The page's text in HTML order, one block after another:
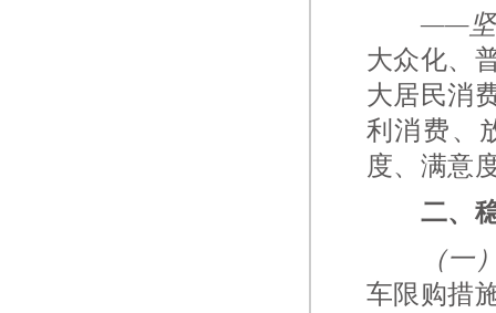
——坚
大众化、
大居民消
利消费、
度、满意
二、
（一
车限购措